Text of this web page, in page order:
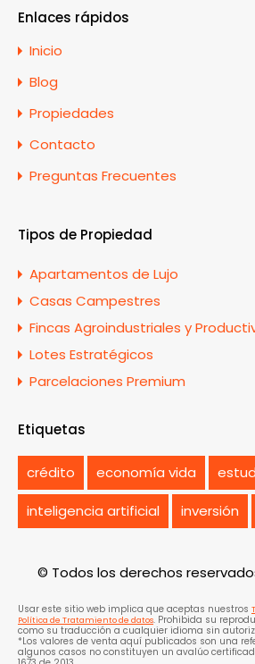
Enlaces rápidos
Inicio
Blog
Propiedades
Contacto
Preguntas Frecuentes
Tipos de Propiedad
Apartamentos de Lujo
Casas Campestres
Fincas Agroindustriales y
Lotes Estratégicos
Parcelaciones Premium
Etiquetas
crédito economía vida
inteligencia artificial inversión
© Todos los derechos
Usar este sitio web implica que aceptas nuestros
Política de Tratamiento de datos. Prohibida su
como su traducción a cualquier idioma sin
*Los valores de venta aquí publicados son una
algunos casos no constituyen un avalúo